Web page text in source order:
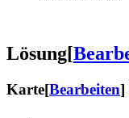
Lösung[
Karte[Bearbeiten]